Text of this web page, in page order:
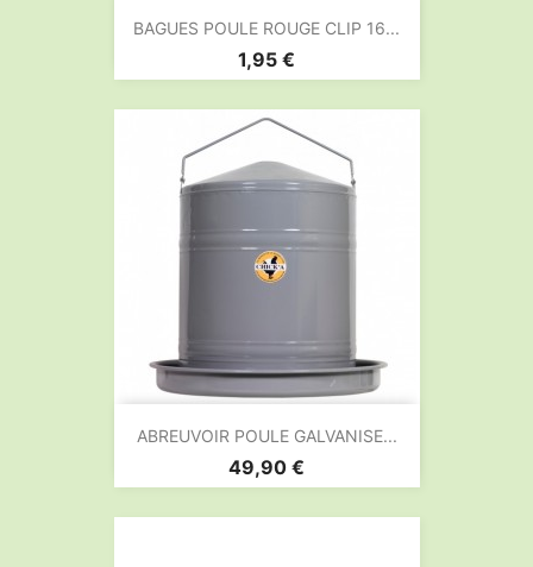
BAGUES POULE ROUGE CLIP 16...
Prix
1,95 €
ABREUVOIR POULE GALVANISE...
Prix
49,90 €